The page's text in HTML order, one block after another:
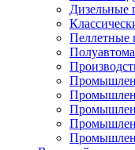
Дизельные
Пеллетные